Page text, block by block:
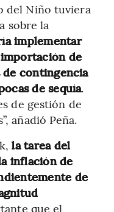
del Niño tuviera
sobre la
implementar
de
de contingencia
de sequía.
de gestión de
añadió Peña.
la tarea del
inflación de
de
que el